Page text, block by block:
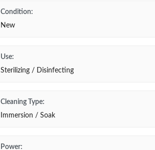
Condition:
New
Use:
Sterilizing / Disinfecting
Cleaning Type:
Immersion / Soak
Power: